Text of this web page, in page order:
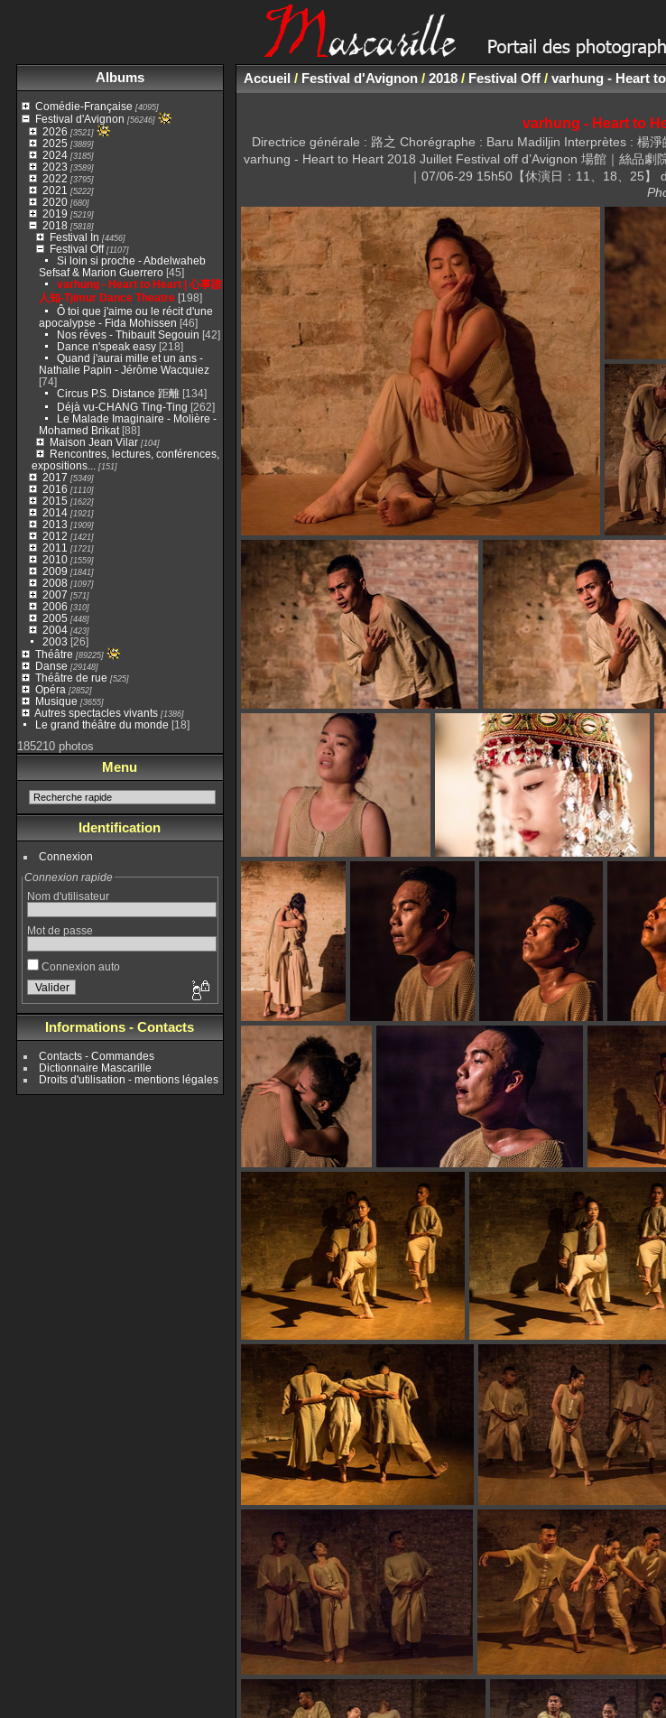
Albums
Comédie-Française [4095]
Festival d'Avignon [56246]
2026 [3521]
2025 [3889]
2024[3185]
2023 [3589]
2022 [3795]
2021 [5222]
2020[680]
2019 [5219]
2018 [5818]
Festival In [4456]
Festival Off[1107]
Si loin si proche - Abdelwaheb
Sefsaf & Marion Guerrero[45]
varhung - Heart to Heart | 心事誰
人知-Tjimur Dance Theatre[198]
Ô toi que j'aime ou le récit d'une
apocalypse - Fida Mohissen [46]
Nos rêves - Thibault Segouin [42]
Dance n'speak easy[218]
Quand j'aurai mille et un ans -
Nathalie Papin - Jérôme Wacquiez
[74]
Circus P.S. Distance 距離[134]
Déjà vu-CHANG Ting-Ting [262]
Le Malade Imaginaire - Molière -
Mohamed Brikat[88]
Maison Jean Vilar[104]
Rencontres, lectures, conférences,
expositions...
[151]
2017 [5349]
2016 [1110]
2015 [1622]
2014[1921]
2013 [1909]
2012 [1421]
2011 [1721]
2010[1559]
2009 [1841]
2008 [1097]
2007 [571]
2006 [310]
2005 [448]
2004[423]
2003 [26]
Théâtre [89225]
Danse [29148]
Théâtre de rue [525]
Opéra [2852]
Musique [3655]
Autres spectacles vivants[1386]
Le grand théâtre du monde [18]
185210 photos
Menu
Identification
Connexion
Connexion rapide
Nom d'utilisateur
Mot de passe
Connexion auto
Informations - Contacts
Contacts - Commandes
Dictionnaire Mascarille
Droits d'utilisation - mentions légales
Accueil/ Festival d'Avignon/ 2018/ Festival Off/ varhung - Heart
varhung - Heart to
Directrice générale : 路之 Chorégraphe : Baru Madiljin Interprètes : 楊
varhung - Heart to Heart 2018 Juillet Festival off d’Avignon 場館｜絲品
｜07/06-29 15h50【休演日：11、18、25